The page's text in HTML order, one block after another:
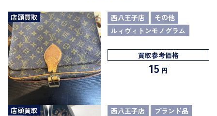
店頭買取 西八王子店
その他
ルィヴィトンモノグラム
買取参考価格
15 円
店頭買取 西八王子店
ブランド品